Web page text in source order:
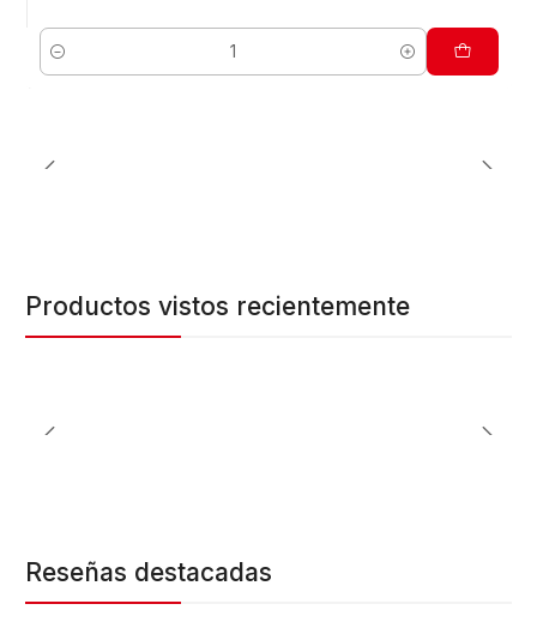
Cantidad
Productos vistos recientemente
Reseñas destacadas